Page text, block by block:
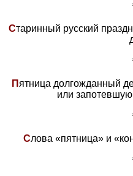
Старинный русский
П ятница долгожданный
или запотевшую
Слова «пятница» и